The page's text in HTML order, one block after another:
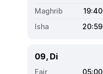
19:40
20:59
09, Di
05:00